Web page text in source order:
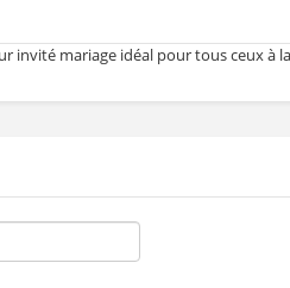
invité mariage idéal pour tous ceux à